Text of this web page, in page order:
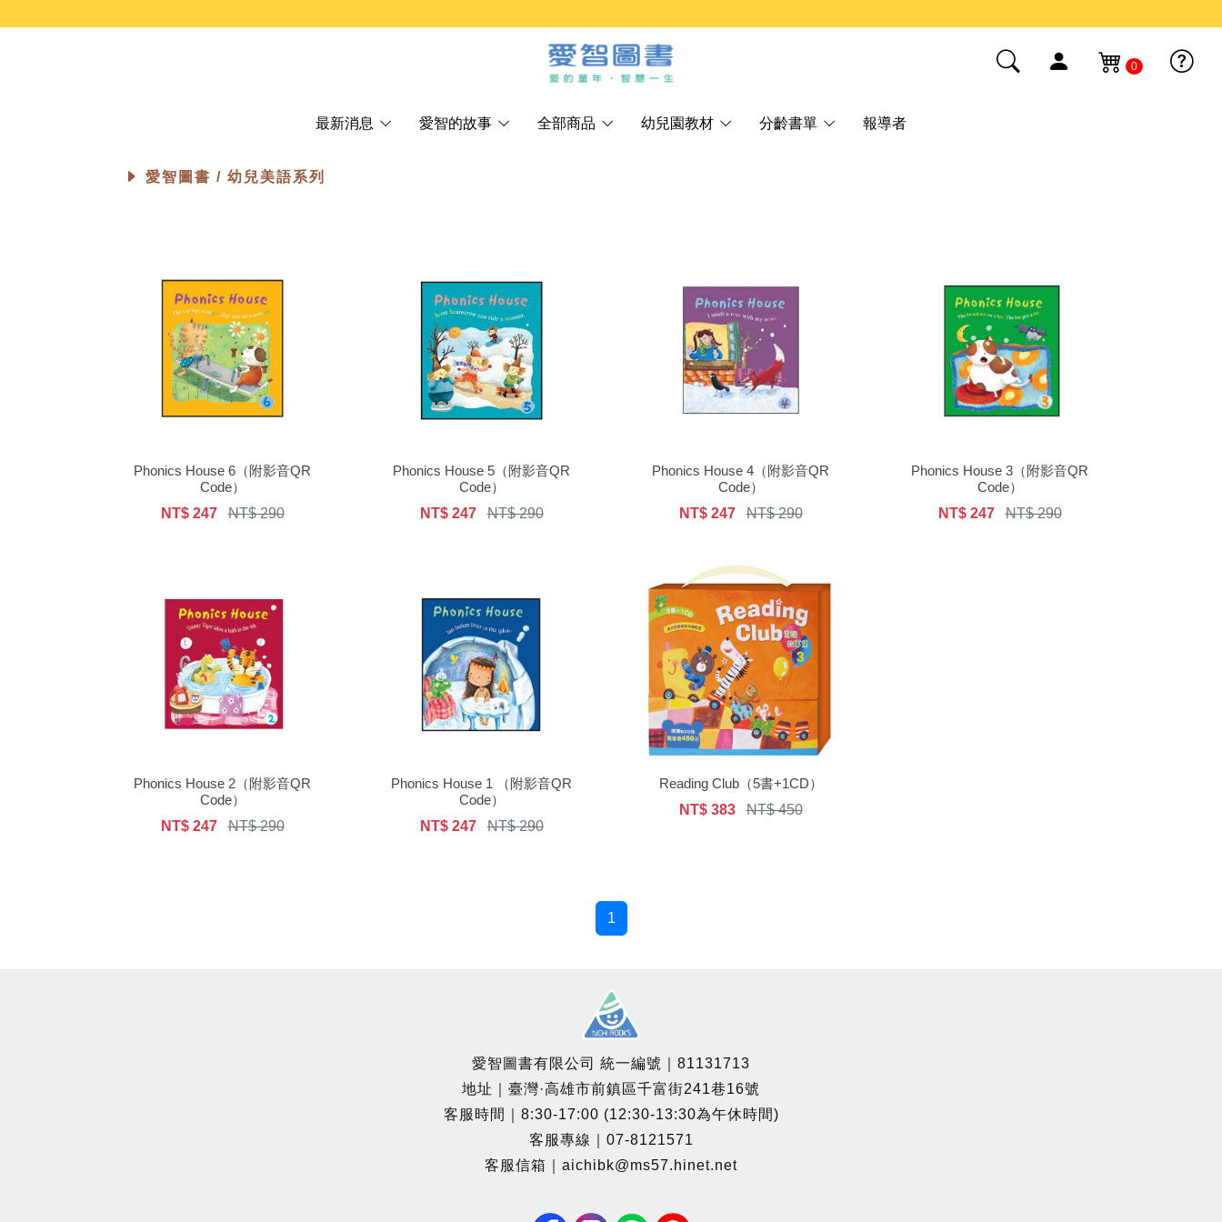
0
最新消息 愛智的故事 全部商品 幼兒園教材 分齡書單 報導者
愛智圖書 / 幼兒美語系列
Phonics House 6（附影音QR
Code）
NT$ 247
NT$ 290
Phonics House 5（附影音QR
Code）
NT$ 247
NT$ 290
Phonics House 4（附影音QR
Code）
NT$ 247
NT$ 290
Phonics House 3（附影音QR
Code）
NT$ 247
NT$ 290
Phonics House 2（附影音QR
Code）
NT$ 247
NT$ 290
Phonics House 1 （附影音QR
Code）
NT$ 247
NT$ 290
Reading Club（5書+1CD）
NT$ 383
NT$ 450
1
愛智圖書有限公司 統一編號｜81131713
地址｜臺灣·高雄市前鎮區千富街241巷16號
客服時間｜8:30-17:00 (12:30-13:30為午休時間)
客服專線｜07-8121571
客服信箱｜aichibk@ms57.hinet.net